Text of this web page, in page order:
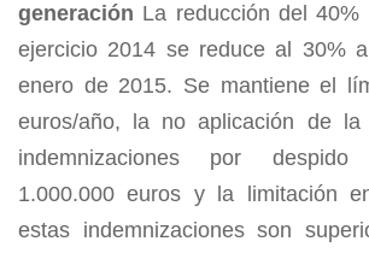
generación La reducción del 40%
ejercicio 2014 se reduce al 30%
enero de 2015. Se mantiene el
euros/año, la no aplicación de la
indemnizaciones por
1.000.000 euros y la limitación
estas indemnizaciones son